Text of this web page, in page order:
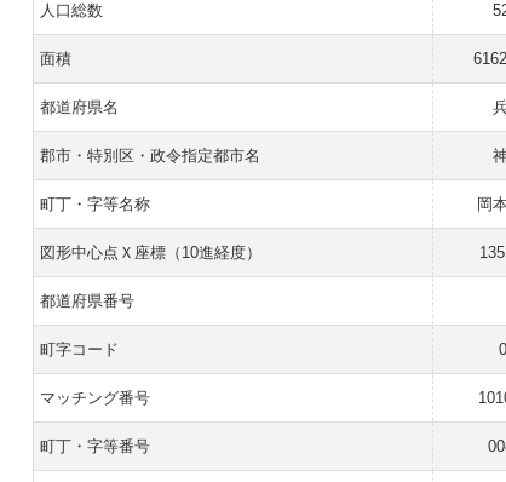
人口総数
面積
都道府県名
郡市・特別区・政令指定都市名
町丁・字等名称 岡
図形中心点Ｘ座標（10進経度）
都道府県番号
町字コード
マッチング番号
町丁・字等番号